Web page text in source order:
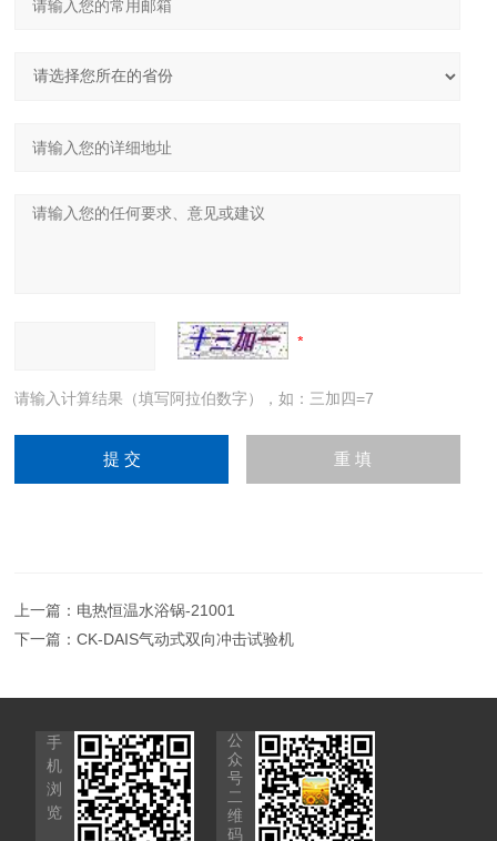
请输入计算结果（填写阿拉伯数字），如：三加四=7
上一篇： 电热恒温水浴锅-21001
下一篇：CK-DAIS气动式双向冲击试验机
手
机
浏
览
公
众
号
二
维
码